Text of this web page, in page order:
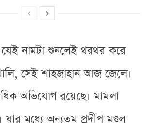
যেই নামটা শুনলেই থরথর করে
সেই শাহজাহান আজ জেলে।
অভিযোগ রয়েছে। মামলা
মধ্যে অন্যতম প্রদীপ মণ্ডল